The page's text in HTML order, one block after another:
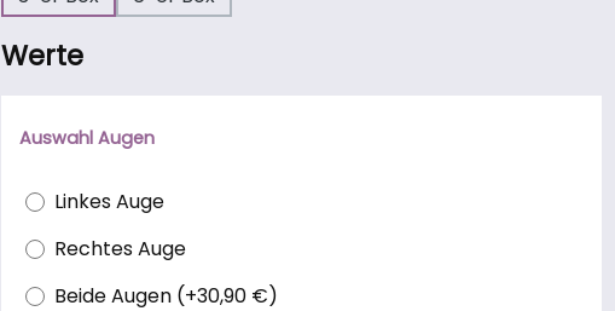
Werte
Auswahl Augen
Linkes Auge
Rechtes Auge
Beide Augen (+30,90 €)